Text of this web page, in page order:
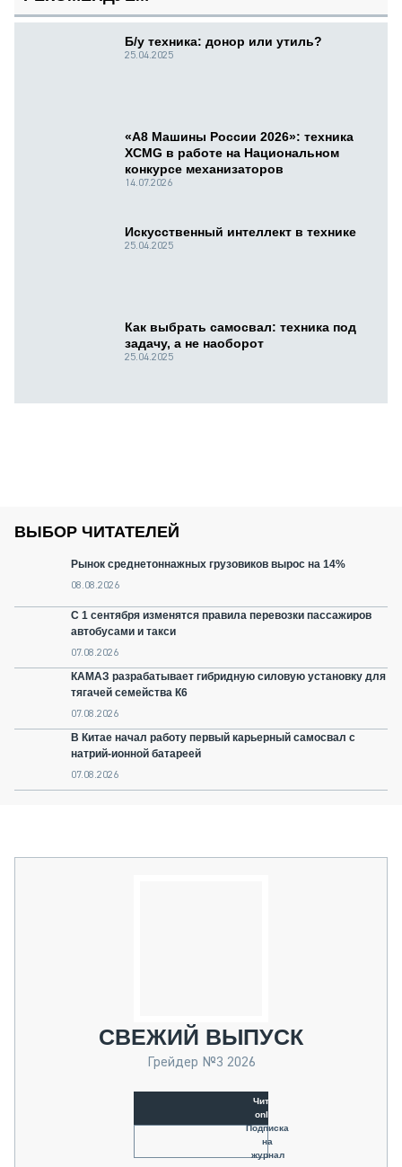
Б/у техника: донор или утиль?
25.04.2025
«А8 Машины России 2026»: техника
XCMG в работе на Национальном
конкурсе механизаторов
14.07.2026
Искусственный интеллект в технике
25.04.2025
Как выбрать самосвал: техника под
задачу, а не наоборот
25.04.2025
ВЫБОР ЧИТАТЕЛЕЙ
Рынок среднетоннажных грузовиков вырос на 14%
08.08.2026
С 1 сентября изменятся правила перевозки пассажиров
автобусами и такси
07.08.2026
КАМАЗ разрабатывает гибридную силовую установку для
тягачей семейства К6
07.08.2026
В Китае начал работу первый карьерный самосвал с
натрий-ионной батареей
07.08.2026
СВЕЖИЙ ВЫПУСК
Грейдер №3 2026
Читать
online
Подписка
на
журнал